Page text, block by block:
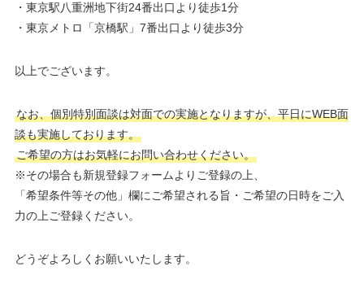
・東京駅八重洲地下街24番出口より徒歩1分
・東京メトロ「京橋駅」7番出口より徒歩3分
以上でございます。
なお、個別特別面談は対面での実施となりますが、平日にWEB面
談も実施しております。
ご希望の方はお気軽にお問い合わせください。
※その場合も新規登録フォームよりご登録の上、
「希望条件等その他」欄にご希望される旨・ご希望の日時をご入
力の上ご登録ください。
どうぞよろしくお願いいたします。